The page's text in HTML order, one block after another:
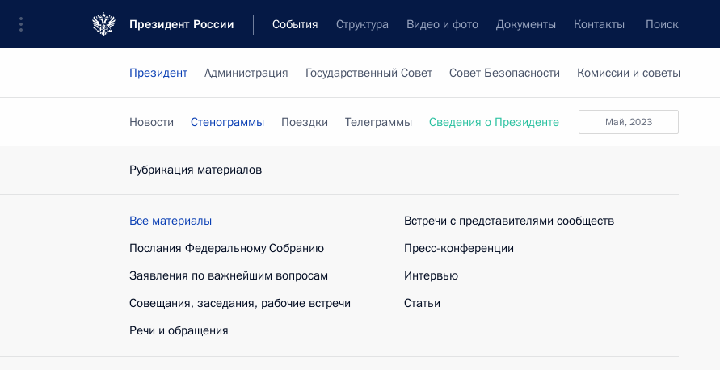
Президент России События Структура Видео и фото Документы Контакты Поиск
Президент Администрация Государственный Совет Совет Безопасности Комиссии и советы
май, 2023
Новости Стенограммы Поездки Телеграммы Сведения о Президенте
Рубрикация материалов
Все материалы
Послания Федеральному Собранию
Заявления по важнейшим вопросам
Совещания, заседания, рабочие встречи
Речи и обращения
Встречи с представителями сообществ
Пресс-конференции
Интервью
Статьи